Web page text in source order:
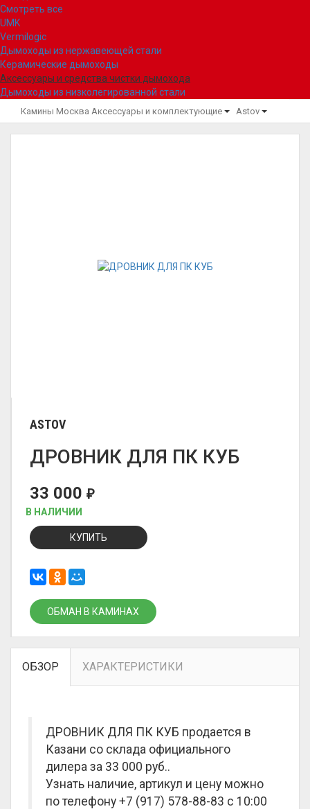
Смотреть все
UMK
Vermilogic
Дымоходы из нержавеющей стали
Керамические дымоходы
Аксессуары и средства чистки дымохода
Дымоходы из низколегированной стали
Камины Москва Аксессуары и комплектующие Astov
ASTOV
ДРОВНИК ДЛЯ ПК КУБ
33 000 ₽
В НАЛИЧИИ
КУПИТЬ
ОБМАН В КАМИНАХ
ОБЗОР ХАРАКТЕРИСТИКИ
ДРОВНИК ДЛЯ ПК КУБ продается в
Казани со склада официального
дилера за 33 000 руб..
Узнать наличие, артикул и цену можно
по телефону +7 (917) 578-88-83 с 10:00